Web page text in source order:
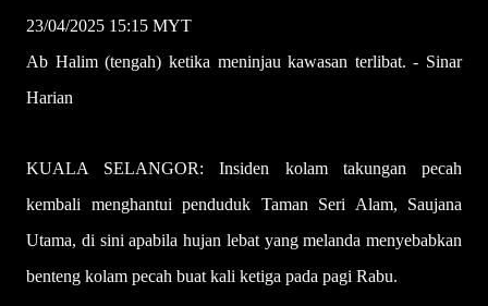
23/04/2025 15:15 MYT
Ab Halim (tengah) ketika meninjau kawasan terlibat. - Sinar
Harian
KUALA SELANGOR: Insiden kolam takungan pecah
kembali menghantui penduduk Taman Seri Alam, Saujana
Utama, di sini apabila hujan lebat yang melanda menyebabkan
benteng kolam pecah buat kali ketiga pada pagi Rabu.